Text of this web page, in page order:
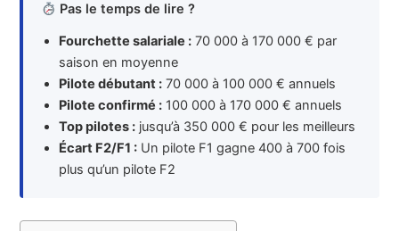
Pas le temps de lire ?
Fourchette salariale : 70 000 à 170 000 € par
saison en moyenne
Pilote débutant : 70 000 à 100 000 € annuels
Pilote confirmé : 100 000 à 170 000 € annuels
Top pilotes : jusqu’à 350 000 € pour les meilleurs
Écart F2/F1 : Un pilote F1 gagne 400 à 700 fois
plus qu’un pilote F2